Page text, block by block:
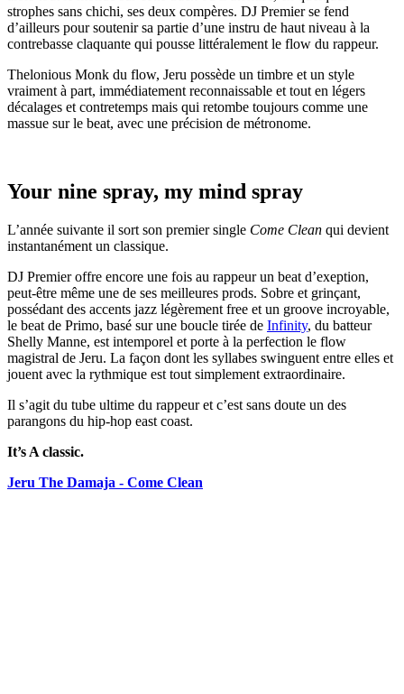
strophes sans chichi, ses deux compères. DJ Premier se fend
d’ailleurs pour soutenir sa partie d’une instru de haut niveau à la
contrebasse claquante qui pousse littéralement le flow du rappeur.
Thelonious Monk du flow, Jeru possède un timbre et un style
vraiment à part, immédiatement reconnaissable et tout en légers
décalages et contretemps mais qui retombe toujours comme une
massue sur le beat, avec une précision de métronome.
Your nine spray, my mind spray
L’année suivante il sort son premier single Come Clean qui devient
instantanément un classique.
DJ Premier offre encore une fois au rappeur un beat d’exeption,
peut-être même une de ses meilleures prods. Sobre et grinçant,
possédant des accents jazz légèrement free et un groove incroyable,
le beat de Primo, basé sur une boucle tirée de Infinity, du batteur
Shelly Manne, est intemporel et porte à la perfection le flow
magistral de Jeru. La façon dont les syllabes swinguent entre elles et
jouent avec la rythmique est tout simplement extraordinaire.
Il s’agit du tube ultime du rappeur et c’est sans doute un des
parangons du hip-hop east coast.
It’s A classic.
Jeru The Damaja - Come Clean